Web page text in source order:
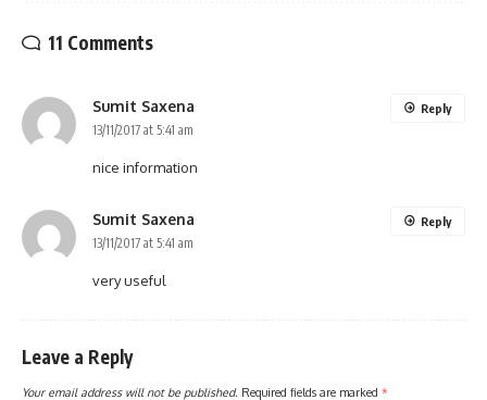
11 Comments
Sumit Saxena
13/11/2017 at 5:41 am
nice information
Reply
Sumit Saxena
13/11/2017 at 5:41 am
very useful
Reply
Leave a Reply
Your email address will not be published. Required fields are marked *